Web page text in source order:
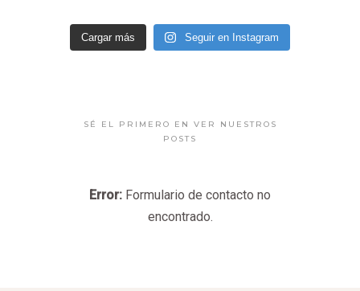
Cargar más Seguir en Instagram
SÉ EL PRIMERO EN VER NUESTROS
POSTS
Error: Formulario de contacto no
encontrado.